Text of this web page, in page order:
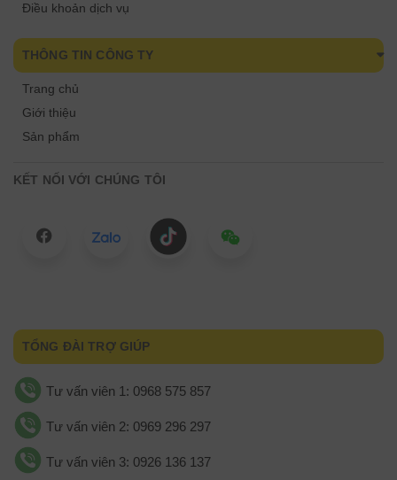
Điều khoản dịch vụ
THÔNG TIN CÔNG TY
Trang chủ
Giới thiệu
Sản phẩm
KẾT NỐI VỚI CHÚNG TÔI
TỔNG ĐÀI TRỢ GIÚP
Tư vấn viên 1: 0968 575 857
Tư vấn viên 2: 0969 296 297
Tư vấn viên 3: 0926 136 137